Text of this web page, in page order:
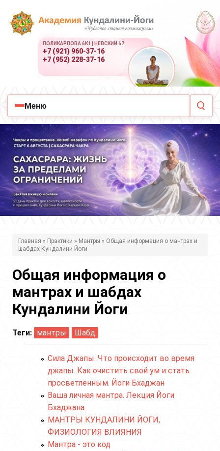
ПОЛИКАРПОВА 6К1 | НЕВСКИЙ 67
+7 (921) 960-37-16
+7 (952) 228-37-16
Меню
з
д
е
Главная » Практики » Мантры » Общая информация о мантрах и
шабдах Кундалини Йоги
Общая информация о
мантрах и шабдах
Кундалини Йоги
Теги: мантры Шабд
Сила Джапы. Что происходит во время
джапы. Как очистить свой ум и стать
просветлённым. Йоги Бхаджан
Ваша личная мантра. Лекция Йоги
Бхаджана
МАНТРЫ КУНДАЛИНИ ЙОГИ,
ФИЗИОЛОГИЯ ВЛИЯНИЯ
Мантра - это код